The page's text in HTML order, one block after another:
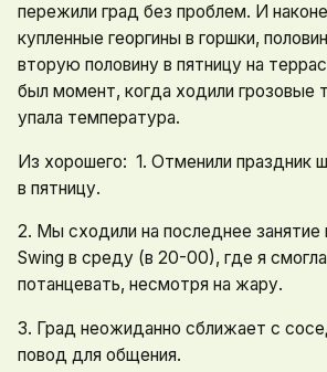
пережили град без проблем. И
купленные георгины в горшки,
вторую половину в пятницу на
был момент, когда ходили грозовые
упала температура.
Из хорошего: 1. Отменили праздник
в пятницу.
2. Мы сходили на последнее занятие
Swing в среду (в 20-00), где я
потанцевать, несмотря на жару.
3. Град неожиданно сближает с
повод для общения.